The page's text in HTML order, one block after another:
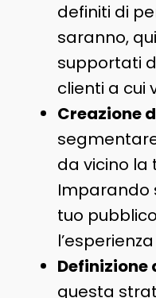
definiti di
saranno,
supportati
clienti a cui
Creazione
da vicino la
Imparando
tuo
Definizione
questa